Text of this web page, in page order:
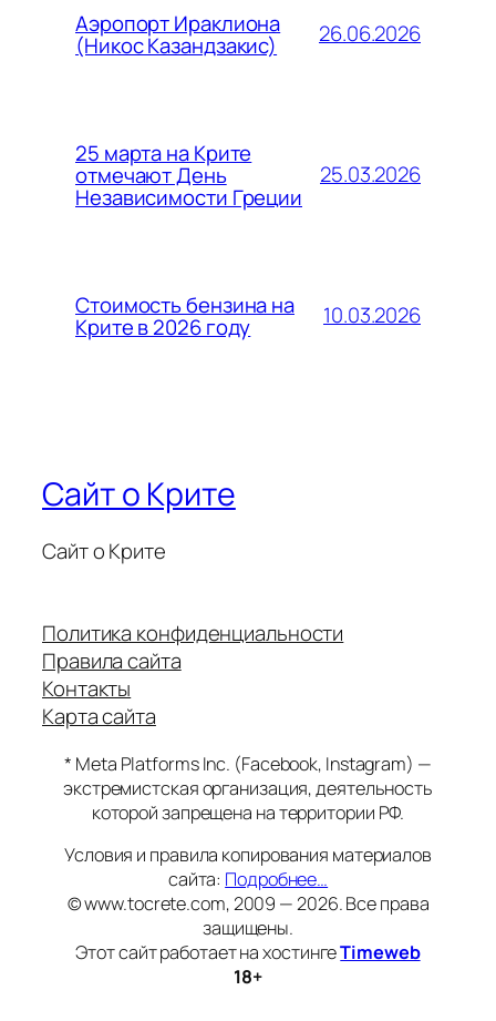
Аэропорт Ираклиона
(Никос Казандзакис) 26.06.2026
25 марта на Крите
отмечают День
Независимости Греции
25.03.2026
Стоимость бензина на
Крите в 2026 году 10.03.2026
Сайт о Крите
Сайт о Крите
Политика конфиденциальности
Правила сайта
Контакты
Карта сайта
* Meta Platforms Inc. (Facebook, Instagram) —
экстремистская организация, деятельность
которой запрещена на территории РФ.
Условия и правила копирования материалов
сайта: Подробнее…
© www.tocrete.com, 2009 — 2026. Все права
защищены.
Этот сайт работает на хостингеTimeweb
18+